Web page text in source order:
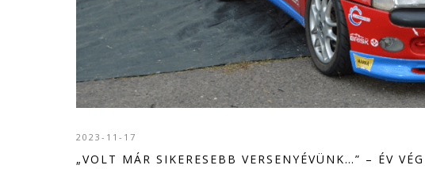
2023-11-17
„VOLT MÁR SIKERESEBB VERSENYÉVÜNK…” – ÉV